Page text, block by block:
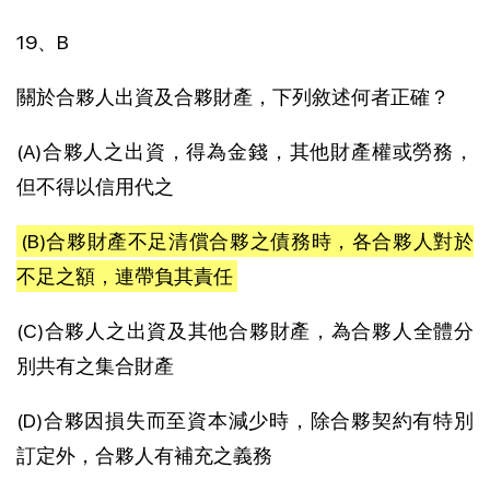
19、B
關於合夥人出資及合夥財產，下列敘述何者正確？
(A)合夥人之出資，得為金錢，其他財產權或勞務，
但不得以信用代之
(B)合夥財產不足清償合夥之債務時，各合夥人對於
不足之額，連帶負其責任
(C)合夥人之出資及其他合夥財產，為合夥人全體分
別共有之集合財產
(D)合夥因損失而至資本減少時，除合夥契約有特別
訂定外，合夥人有補充之義務